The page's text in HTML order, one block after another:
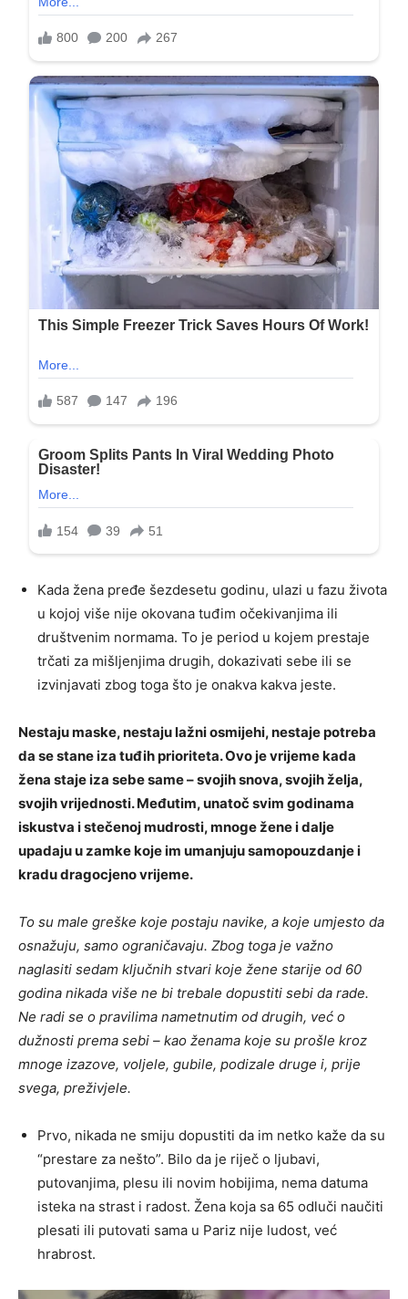
Kada žena pređe šezdesetu godinu, ulazi u fazu života
u kojoj više nije okovana tuđim očekivanjima ili
društvenim normama. To je period u kojem prestaje
trčati za mišljenjima drugih, dokazivati sebe ili se
izvinjavati zbog toga što je onakva kakva jeste.
Nestaju maske, nestaju lažni osmijehi, nestaje potreba
da se stane iza tuđih prioriteta. Ovo je vrijeme kada
žena staje iza sebe same – svojih snova, svojih želja,
svojih vrijednosti. Međutim, unatoč svim godinama
iskustva i stečenoj mudrosti, mnoge žene i dalje
upadaju u zamke koje im umanjuju samopouzdanje i
kradu dragocjeno vrijeme.
To su male greške koje postaju navike, a koje umjesto da
osnažuju, samo ograničavaju. Zbog toga je važno
naglasiti sedam ključnih stvari koje žene starije od 60
godina nikada više ne bi trebale dopustiti sebi da rade.
Ne radi se o pravilima nametnutim od drugih, već o
dužnosti prema sebi – kao ženama koje su prošle kroz
mnoge izazove, voljele, gubile, podizale druge i, prije
svega, preživjele.
Prvo, nikada ne smiju dopustiti da im netko kaže da su
“prestare za nešto”. Bilo da je riječ o ljubavi,
putovanjima, plesu ili novim hobijima, nema datuma
isteka na strast i radost. Žena koja sa 65 odluči naučiti
plesati ili putovati sama u Pariz nije ludost, već
hrabrost.